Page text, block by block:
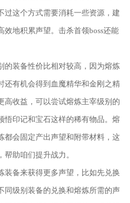
过这个方式需要消耗一些资源，建
地积累声望。击杀首领boss还能
的装备性价比相对较高，因为熔炼
还有机会得到血魔精华和金刚之精
高收益，可以尝试熔炼主宰级别的
悟印记和宝石这样的稀有物品。熔
都会固定产出声望和附带材料，这
助咱们提升战力。
装备来获得更多声望，比如先兑换
同级别装备的兑换和熔炼所需的声